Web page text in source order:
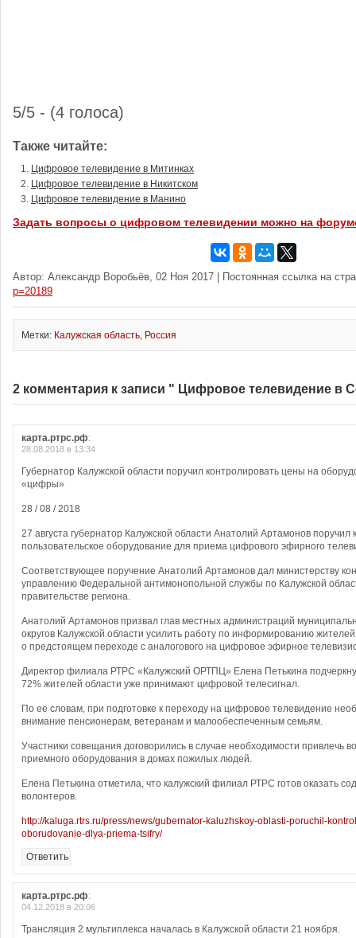
5/5 - (4 голоса)
Также читайте:
Цифровое телевидение в Митинках
Цифровое телевидение в Никитском
Цифровое телевидение в Манино
Задать вопросы о цифровом телевидении можно на
Автор: Александр Воробьёв, 02 Ноя 2017 | Постоянная ссылка на
p=20189
Метки: Калужская область, Россия
2 комментария к записи " Цифровое телевидение в
карта.ртрс.рф:
28.08.2018 в 13:34
Губернатор Калужской области поручил контролировать цены на
«цифры»
28 / 08 / 2018
27 августа губернатор Калужской области Анатолий Артамонов
пользовательское оборудование для приема цифрового эфирного
Соответствующее поручение Анатолий Артамонов дал министерству
управлению Федеральной антимонопольной службы по Калужской
правительстве региона.
Анатолий Артамонов призвал глав местных администраций
округов Калужской области усилить работу по информированию жителей
о предстоящем переходе с аналогового на цифровое эфирное
Директор филиала РТРС «Калужский ОРТПЦ» Елена Петькина
72% жителей области уже принимают цифровой телесигнал.
По ее словам, при подготовке к переходу на цифровое телевидение
внимание пенсионерам, ветеранам и малообеспеченным семьям.
Участники совещания договорились в случае необходимости привлечь
приемного оборудования в домах пожилых людей.
Елена Петькина отметила, что калужский филиал РТРС готов оказать
волонтеров.
http://kaluga.rtrs.ru/press/news/gubernator-kaluzhskoy-oblasti-poruchil-
oborudovanie-dlya-priema-tsifry/
Ответить
карта.ртрс.рф:
04.12.2018 в 20:06
Трансляция 2 мультиплекса началась в Калужской области 21 ноября.